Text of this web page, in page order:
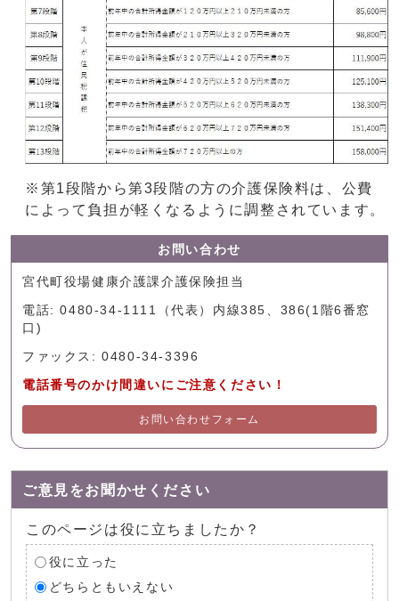
※第1段階から第3段階の方の介護保険料は、公費
によって負担が軽くなるように調整されています。
お問い合わせ
宮代町役場健康介護課介護保険担当
電話: 0480-34-1111（代表）内線385、386(1階6番窓
口)
ファックス: 0480-34-3396
電話番号のかけ間違いにご注意ください！
お問い合わせフォーム
ご意見をお聞かせください
このページは役に立ちましたか？
役に立った
どちらともいえない